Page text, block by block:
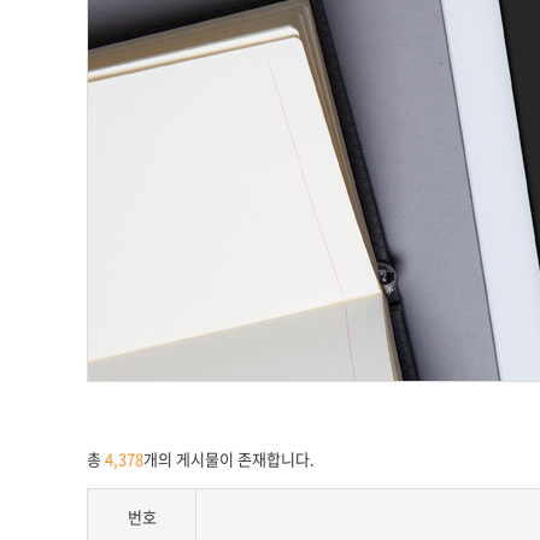
총4,378개의 게시물이 존재합니다.
번호